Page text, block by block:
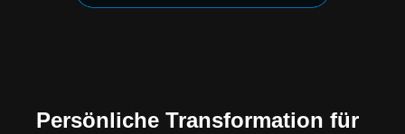
Persönliche Transformation für